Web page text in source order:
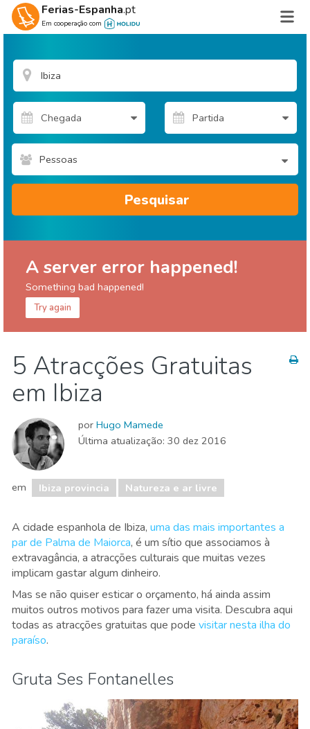
Ferias-Espanha.pt
Em cooperação com
Pessoas
Pesquisar
A server error happened!
Something bad happened!
Try again
Compras
Museu & Arte
Natureza e ar livre
Onde ficar
Praias
5 Atracções Gratuitas
em Ibiza
por Hugo Mamede
Última atualização: 30 dez 2016
em Ibiza provincia Natureza e ar livre
A cidade espanhola de Ibiza, uma das mais importantes a
par de Palma de Maiorca, é um sítio que associamos à
extravagância, a atracções culturais que muitas vezes
implicam gastar algum dinheiro.
Mas se não quiser esticar o orçamento, há ainda assim
muitos outros motivos para fazer uma visita. Descubra aqui
todas as atracções gratuitas que pode visitar nesta ilha do
paraíso.
Gruta Ses Fontanelles